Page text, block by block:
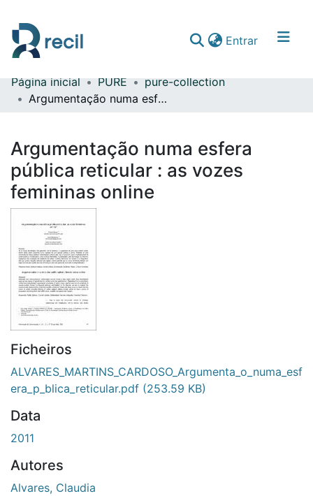
Entrar(current)
Comunidades & Coleções
Estatísticas
Página inicial PURE
pure-collection
Argumentação numa esfera pública reticular : as vozes femininas online
Argumentação numa esfera
pública reticular : as vozes
femininas online
Ficheiros
ALVARES_MARTINS_CARDOSO_Argumenta_o_numa_esf
era_p_blica_reticular.pdf (253.59 KB)
Data
2011
Autores
Alvares, Claudia